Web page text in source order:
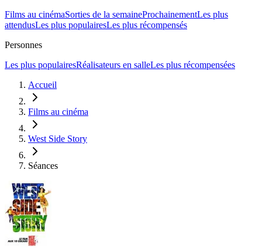
Films au cinémaSorties de la semaineProchainementLes plus
attendusLes plus populairesLes plus récompensés
Personnes
Les plus populairesRéalisateurs en salleLes plus récompensées
Accueil
Films au cinéma
West Side Story
Séances